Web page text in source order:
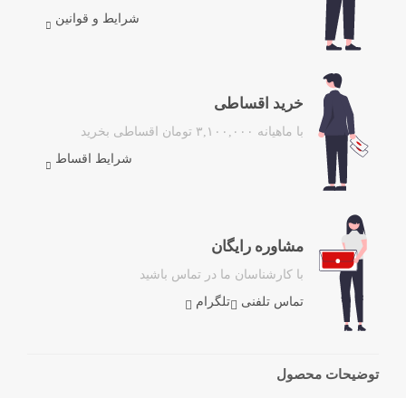
شرایط و قوانین
خرید اقساطی
با ماهیانه ۳,۱۰۰,۰۰۰ تومان اقساطی بخرید
شرایط اقساط
مشاوره رایگان
با کارشناسان ما در تماس باشید
تماس تلفنی
تلگرام
توضیحات محصول